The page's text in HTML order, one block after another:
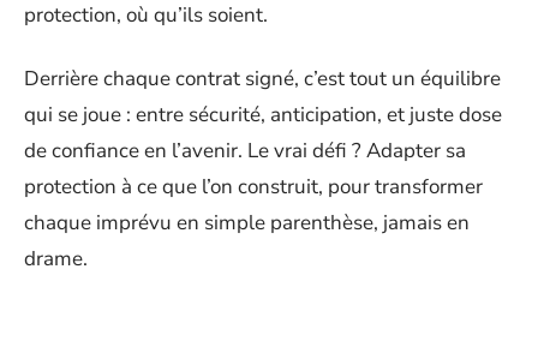
protection, où qu’ils soient.
Derrière chaque contrat signé, c’est tout un équilibre
qui se joue : entre sécurité, anticipation, et juste dose
de confiance en l’avenir. Le vrai défi ? Adapter sa
protection à ce que l’on construit, pour transformer
chaque imprévu en simple parenthèse, jamais en
drame.